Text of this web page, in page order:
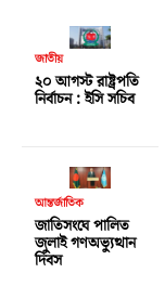
জাতীয়
২০ আগস্ট রাষ্ট্রপতি
নির্বাচন : ইসি সচিব
আন্তর্জাতিক
জাতিসংঘে পালিত
জুলাই গণঅভ্যুত্থান
দিবস